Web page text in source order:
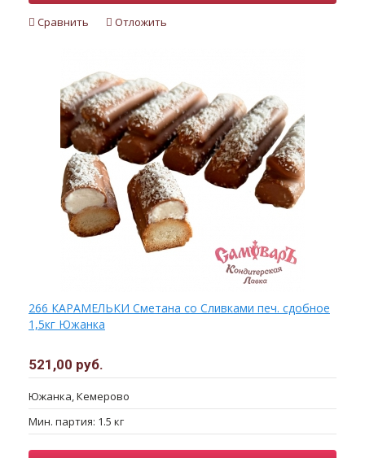
Сравнить Отложить
266 КАРАМЕЛЬКИ Сметана со Сливками печ. сдобное
1,5кг Южанка
521,00 руб.
Южанка, Кемерово
Мин. партия: 1.5 кг